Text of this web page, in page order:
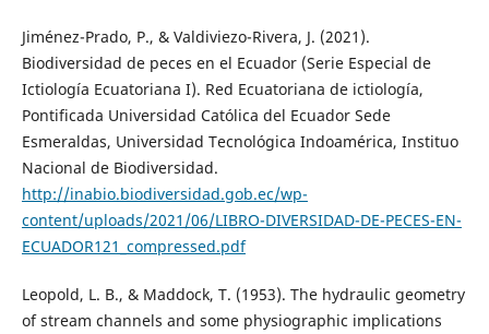
Jiménez-Prado, P., & Valdiviezo-Rivera, J. (2021).
Biodiversidad de peces en el Ecuador (Serie Especial de
Ictiología Ecuatoriana I). Red Ecuatoriana de ictiología,
Pontificada Universidad Católica del Ecuador Sede
Esmeraldas, Universidad Tecnológica Indoamérica, Instituo
Nacional de Biodiversidad.
http://inabio.biodiversidad.gob.ec/wp-
content/uploads/2021/06/LIBRO-DIVERSIDAD-DE-PECES-EN-
ECUADOR121_compressed.pdf
Leopold, L. B., & Maddock, T. (1953). The hydraulic geometry
of stream channels and some physiographic implications